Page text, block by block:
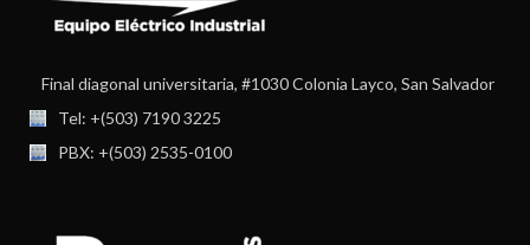
Final diagonal universitaria, #1030 Colonia Layco, San Salvador
Tel: +(503) 7190 3225
PBX: +(503) 2535-0100